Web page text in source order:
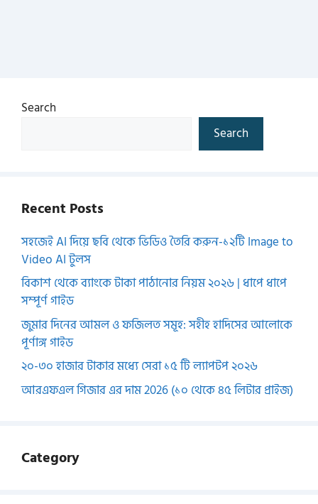
Search
Search
Recent Posts
সহজেই AI দিয়ে ছবি থেকে ভিডিও তৈরি করুন-১২টি Image to
Video AI টুলস
বিকাশ থেকে ব্যাংকে টাকা পাঠানোর নিয়ম ২০২৬ | ধাপে ধাপে
সম্পূর্ণ গাইড
জুমার দিনের আমল ও ফজিলত সমূহ: সহীহ হাদিসের আলোকে
পূর্ণাঙ্গ গাইড
২০-৩০ হাজার টাকার মধ্যে সেরা ১৫ টি ল্যাপটপ ২০২৬
আরএফএল গিজার এর দাম 2026 (১০ থেকে ৪৫ লিটার প্রাইজ)
Category